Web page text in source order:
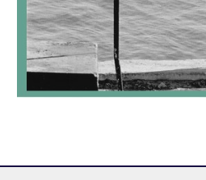
Navegación